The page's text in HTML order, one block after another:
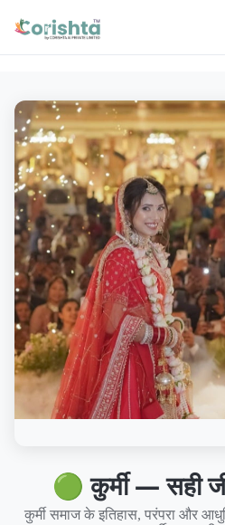
🟢 कुर्मी — सही
कुर्मी समाज के इतिहास, परंपरा और